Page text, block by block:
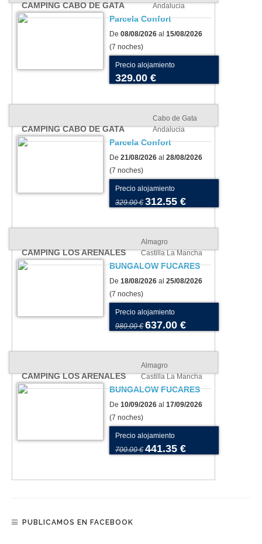
CAMPING CABO DE GATA
Andalucia
Parcela Confort
De 08/08/2026 al 15/08/2026
(7 noches)
Precio alojamiento
329.00 €
CAMPING CABO DE GATA
Cabo de Gata
Andalucia
Parcela Confort
De 21/08/2026 al 28/08/2026
(7 noches)
Precio alojamiento
329.00 € 312.55 €
CAMPING LOS ARENALES
Almagro
Castilla La Mancha
BUNGALOW FUCARES
De 18/08/2026 al 25/08/2026
(7 noches)
Precio alojamiento
980.00 € 637.00 €
CAMPING LOS ARENALES
Almagro
Castilla La Mancha
BUNGALOW FUCARES
De 10/09/2026 al 17/09/2026
(7 noches)
Precio alojamiento
700.00 € 441.35 €
PUBLICAMOS EN FACEBOOK